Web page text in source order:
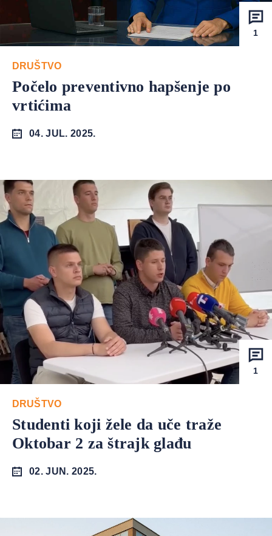
1
DRUŠTVO
Počelo preventivno hapšenje po
vrtićima
04. JUL. 2025.
1
DRUŠTVO
Studenti koji žele da uče traže
Oktobar 2 za štrajk glađu
02. JUN. 2025.